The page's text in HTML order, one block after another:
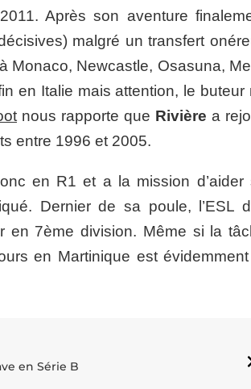
Après son aventure
malgré un transfert
Monaco, Newcastle, Osasuna,
en Italie mais attention, le buteur
nous rapporte que Rivière a
entre 1996 et 2005.
en R1 et a la mission d’aider
Dernier de sa poule, l’ESL
en 7ème division. Même si la
en Martinique est
en Série B